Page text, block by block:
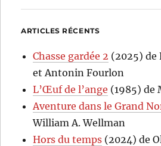
ARTICLES RÉCENTS
Chasse gardée 2 (2025) de
et Antonin Fourlon
L’Œuf de l’ange (1985) de
Aventure dans le Grand
William A. Wellman
Hors du temps (2024) de